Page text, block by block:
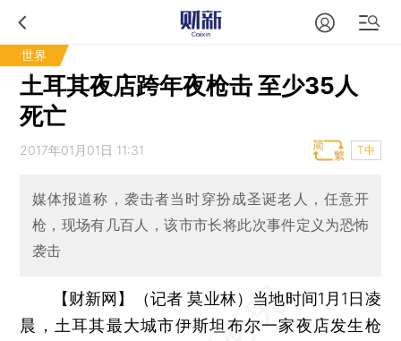
世界
土耳其夜店跨年夜枪击 至少35人
死亡
2017年01月01日 11:31 T中
媒体报道称，袭击者当时穿扮成圣诞老人，任意开
枪，现场有几百人，该市市长将此次事件定义为恐怖
袭击
【财新网】（记者 莫业林） 当地时间1月1日凌
晨，土耳其最大城市伊斯坦布尔一家夜店发生枪